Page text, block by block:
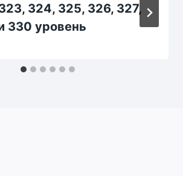
324, 325, 326, 327,
330 уровень